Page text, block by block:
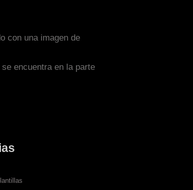
con una imagen de
encuentra en la parte